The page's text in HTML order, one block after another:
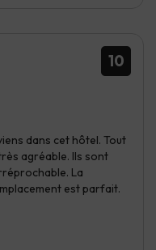
10
dans cet hôtel. Tout
agréable. Ils sont
La
est parfait.